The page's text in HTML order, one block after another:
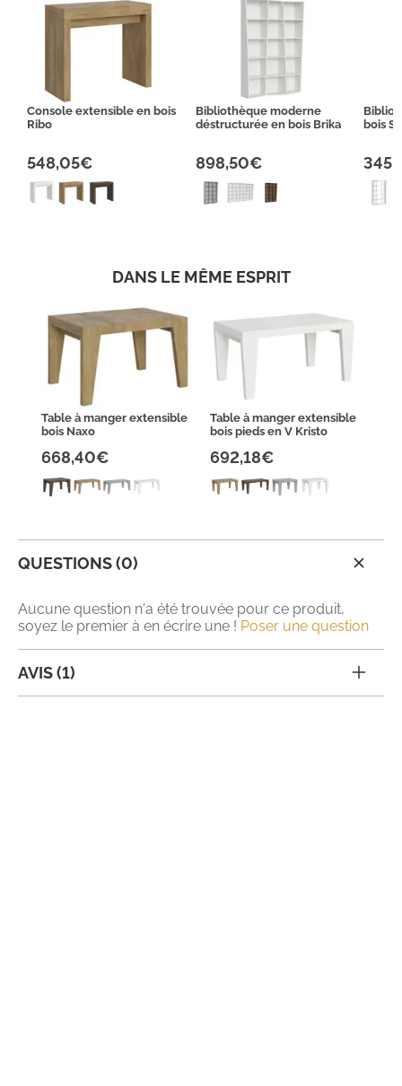
Console extensible en bois
Ribo
548,05€
Bibliothèque moderne
déstructurée en bois Brika
898,50€
bois
DANS LE MÊME ESPRIT
Table à manger extensible
bois Naxo
668,40€
Table à manger extensible
bois pieds en V Kristo
692,18€
QUESTIONS (0)
Aucune question n'a été trouvée pour ce produit,
soyez le premier à en écrire une ! Poser une question
AVIS (1)